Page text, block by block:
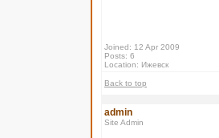
Joined: 12 Apr 2009
Posts: 6
Location: Ижевск
Back to top
admin
Site Admin